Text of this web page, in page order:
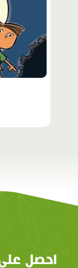
احصل